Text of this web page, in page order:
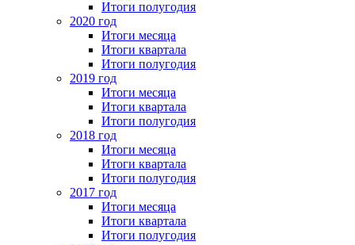
Итоги полугодия
2020 год
Итоги месяца
Итоги квартала
Итоги полугодия
2019 год
Итоги месяца
Итоги квартала
Итоги полугодия
2018 год
Итоги месяца
Итоги квартала
Итоги полугодия
2017 год
Итоги месяца
Итоги квартала
Итоги полугодия